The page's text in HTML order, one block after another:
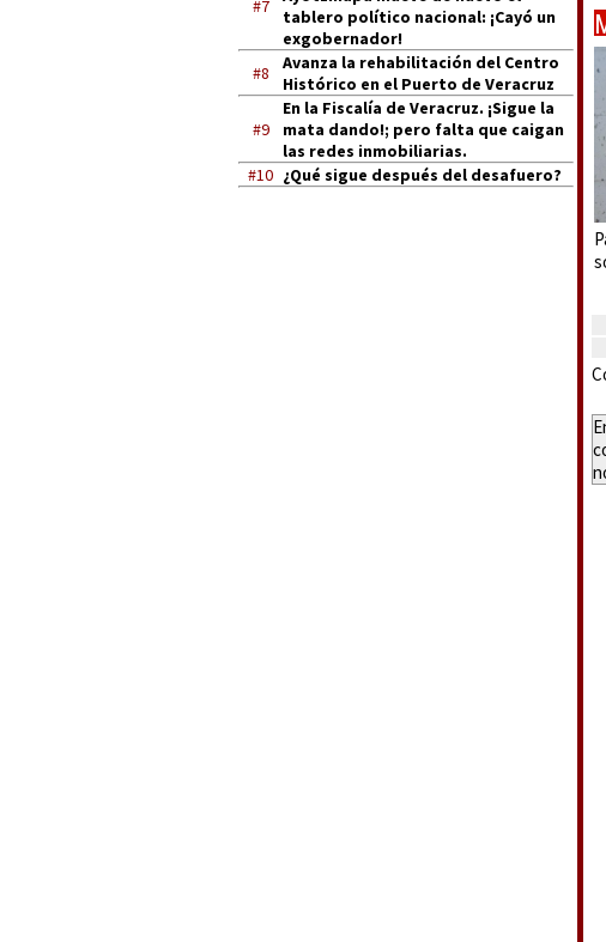
#7
tablero político nacional: ¡Cayó un
exgobernador!
#8
Avanza la rehabilitación del Centro
Histórico en el Puerto de Veracruz
#9
En la Fiscalía de Veracruz. ¡Sigue la
mata dando!; pero falta que caigan
las redes inmobiliarias.
#10 ¿Qué sigue después del desafuero?